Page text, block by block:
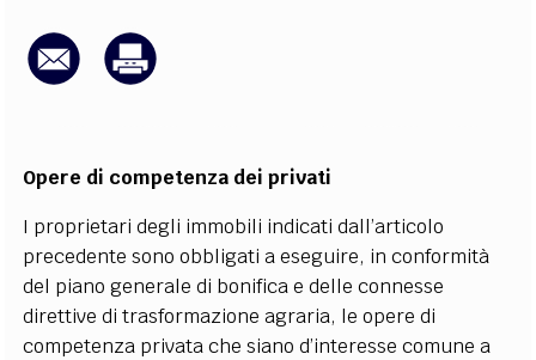
CODICI RUBRICHE
Opere di competenza dei privati
I proprietari degli immobili indicati dall’articolo
precedente sono obbligati a eseguire, in conformità
del piano generale di bonifica e delle connesse
direttive di trasformazione agraria, le opere di
competenza privata che siano d’interesse comune a